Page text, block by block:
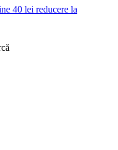
40 lei reducere la